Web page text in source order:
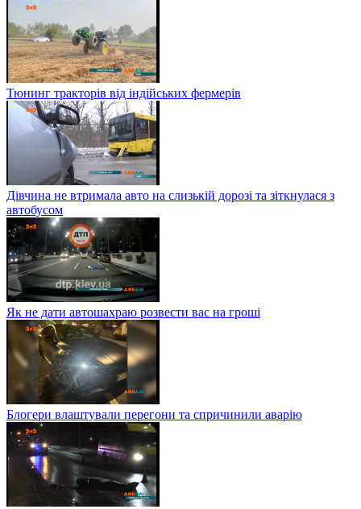
Тюнинг тракторів від індійських фермерів
Дівчина не втримала авто на слизькій дорозі та зіткнулася з
автобусом
Як не дати автошахраю розвести вас на гроші
Блогери влаштували перегони та спричинили аварію